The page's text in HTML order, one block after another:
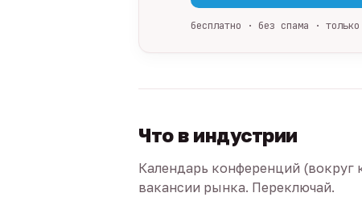
бесплатно · без спама ·
Что в индустрии
Календарь конференций
вакансии рынка. Переключай.